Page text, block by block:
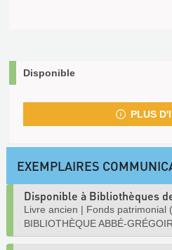
Disponible
PLUS
EXEMPLAIRES
Disponible à Bibliothèques
Livre ancien | Fonds patrimonial
BIBLIOTHÈQUE ABBÉ-